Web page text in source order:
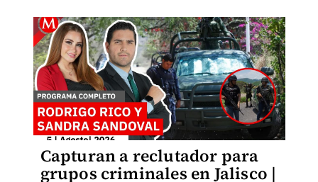
Capturan a reclutador para
grupos criminales en Jalisco |